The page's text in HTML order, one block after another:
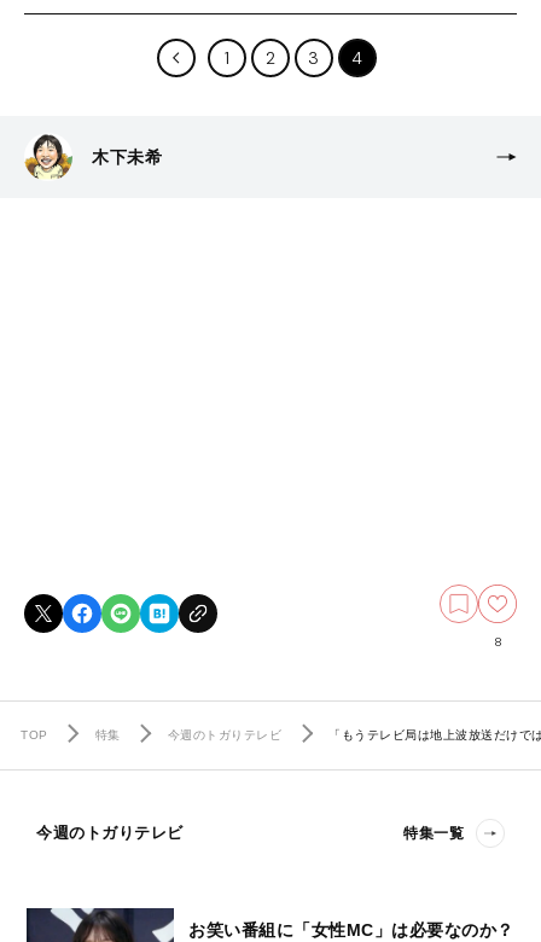
1 2 3 4
木下未希
8
TOP 特集 今週のトガりテレビ 「もうテレビ局は地上波放送だけ
今週のトガりテレビ 特集一覧
お笑い番組に「女性MC」は必要なのか？